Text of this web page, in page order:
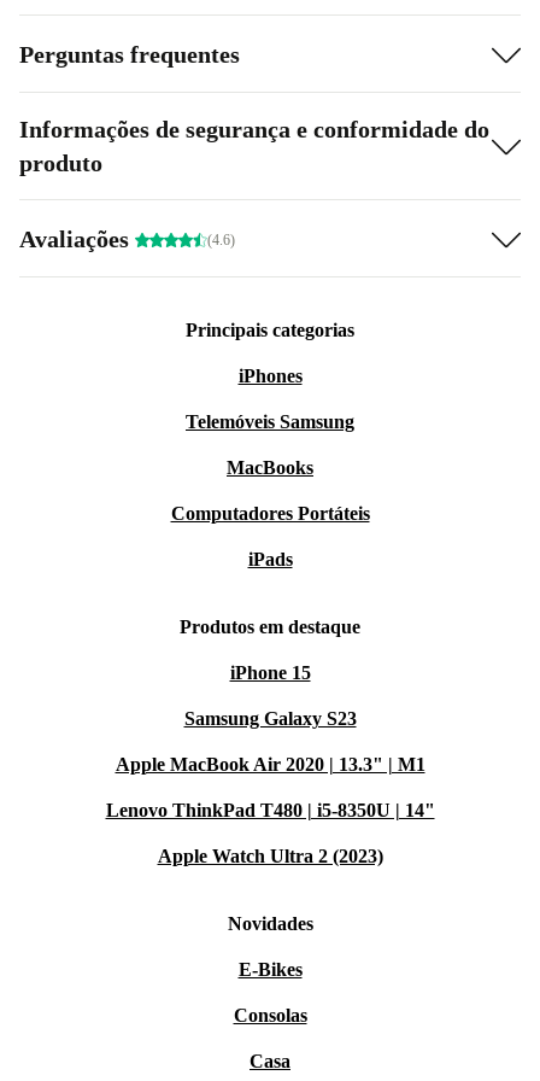
Perguntas frequentes
Informações de segurança e conformidade do
produto
Avaliações (4.6)
Principais categorias
iPhones
Telemóveis Samsung
MacBooks
Computadores Portáteis
iPads
Produtos em destaque
iPhone 15
Samsung Galaxy S23
Apple MacBook Air 2020 | 13.3" | M1
Lenovo ThinkPad T480 | i5-8350U | 14"
Apple Watch Ultra 2 (2023)
Novidades
E-Bikes
Consolas
Casa